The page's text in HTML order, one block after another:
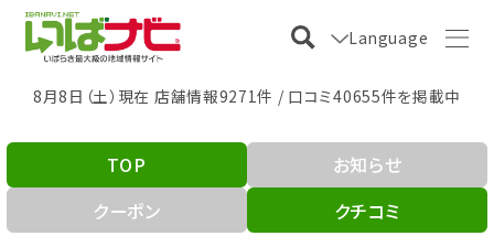
Language
8月8日（土）現在 店舗情報9271件 / 口コミ40655件を掲載中
TOP
お知らせ
クーポン
クチコミ